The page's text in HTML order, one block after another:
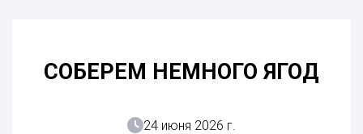
СОБЕРЕМ НЕМНОГО ЯГОД
24 июня 2026 г.